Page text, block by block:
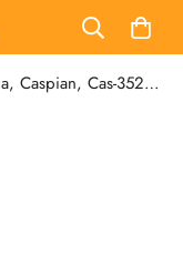
Ghete dama, Caspian, Cas-3522, casual, piele naturala, maro